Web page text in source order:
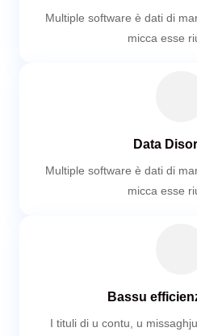
Multiple software è dati di
micca esse
Data
Multiple software è dati di
micca esse
Bassu
I tituli di u contu, u